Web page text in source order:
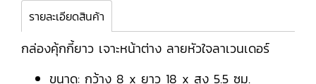
รายละเอียดสินค้า
กล่องคุ้กกี้ยาว เจาะหน้าต่าง ลายหัวใจลาเวนเดอร์
ขนาด: กว้าง 8 x ยาว 18 x สูง 5.5 ซม.